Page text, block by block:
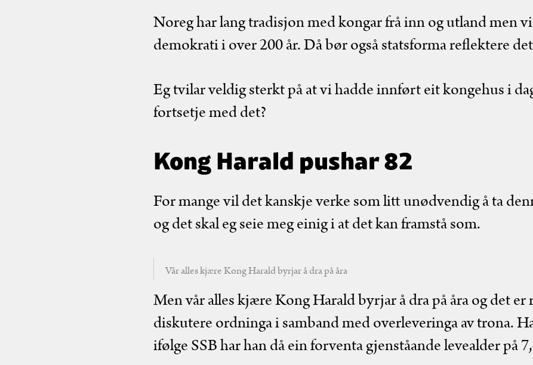
Noreg har lang tradisjon med kongar frå inn og utland men
demokrati i over 200 år. Då bør også statsforma reflektere
Eg tvilar veldig sterkt på at vi hadde innført eit kongehus i
fortsetje med det?
Kong Harald pushar 82
For mange vil det kanskje verke som litt unødvendig å ta
og det skal eg seie meg einig i at det kan framstå som.
Vår alles kjære Kong Harald byrjar å dra på åra
Men vår alles kjære Kong Harald byrjar å dra på åra og det er
diskutere ordninga i samband med overleveringa av trona.
ifølge SSB har han då ein forventa gjenståande levealder på